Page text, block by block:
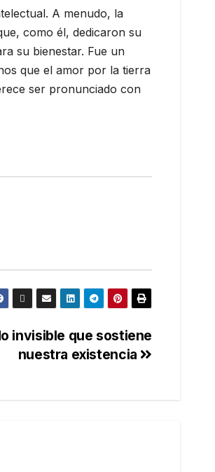
A menudo, la
como él, dedicaron su
su bienestar. Fue un
que el amor por la tierra
ser pronunciado con
invisible que sostiene
nuestra existencia